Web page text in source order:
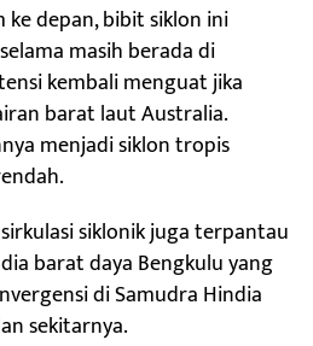
ke depan, bibit siklon ini
masih berada di
kembali menguat jika
barat laut Australia.
menjadi siklon tropis
siklonik juga terpantau
barat daya Bengkulu yang
di Samudra Hindia
sekitarnya.